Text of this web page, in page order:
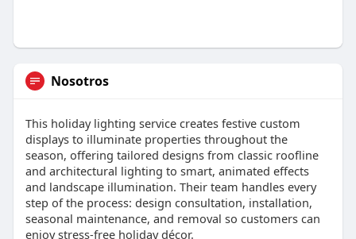
Nosotros
This holiday lighting service creates festive custom
displays to illuminate properties throughout the
season, offering tailored designs from classic roofline
and architectural lighting to smart, animated effects
and landscape illumination. Their team handles every
step of the process: design consultation, installation,
seasonal maintenance, and removal so customers can
enjoy stress-free holiday décor.